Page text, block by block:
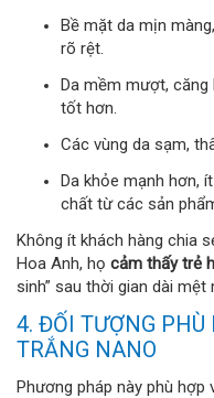
Bề mặt da mịn
rõ rệt.
Da mềm mượt,
tốt hơn.
Các vùng da sạm,
Da khỏe mạnh hơn,
chất từ các sản
Không ít khách hàng chia
Hoa Anh, họ cảm thấy trẻ
sinh” sau thời gian dài mệt
4. ĐỐI TƯỢNG PHÙ
TRẮNG NANO
Phương pháp này phù hợp